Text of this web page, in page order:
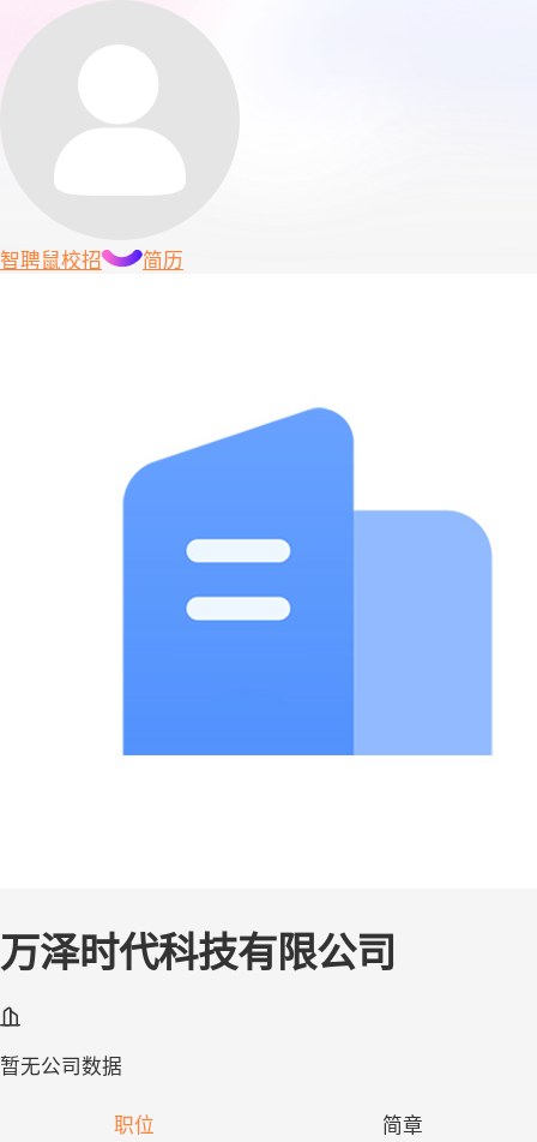
智聘鼠校招 简历
万泽时代科技有限公司
暂无公司数据
职位 简章